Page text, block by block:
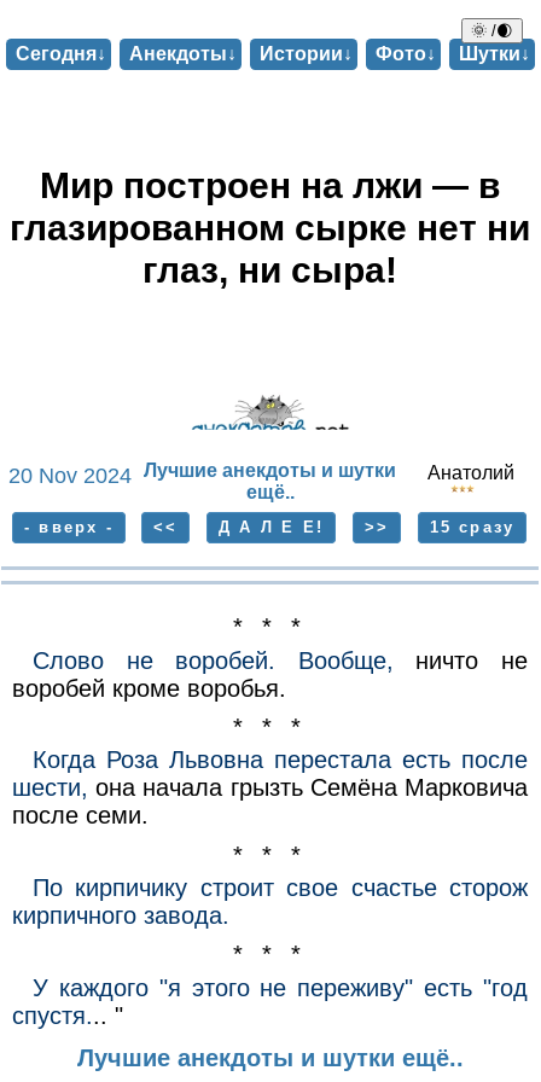
🌞 /🌒
Сегодня↓ Анекдоты↓ Истории↓ Фото↓ Шутки↓
Мир построен на лжи — в
глазированном сырке нет ни
глаз, ни сыра!
20 Nov 2024
Лучшие анекдоты и шутки
ещё..
Анатолий
- вверх - << Д А Л Е Е! >> 15 сразу
* * *
Слово не воробей. Вообще, ничто не
воробей кроме воробья.
* * *
Когда Роза Львовна перестала есть после
шести, она начала грызть Семёна Марковича
после семи.
* * *
По кирпичику строит свое счастье сторож
кирпичного завода.
* * *
У каждого "я этого не переживу" есть "год
спустя... "
Лучшие анекдоты и шутки ещё..